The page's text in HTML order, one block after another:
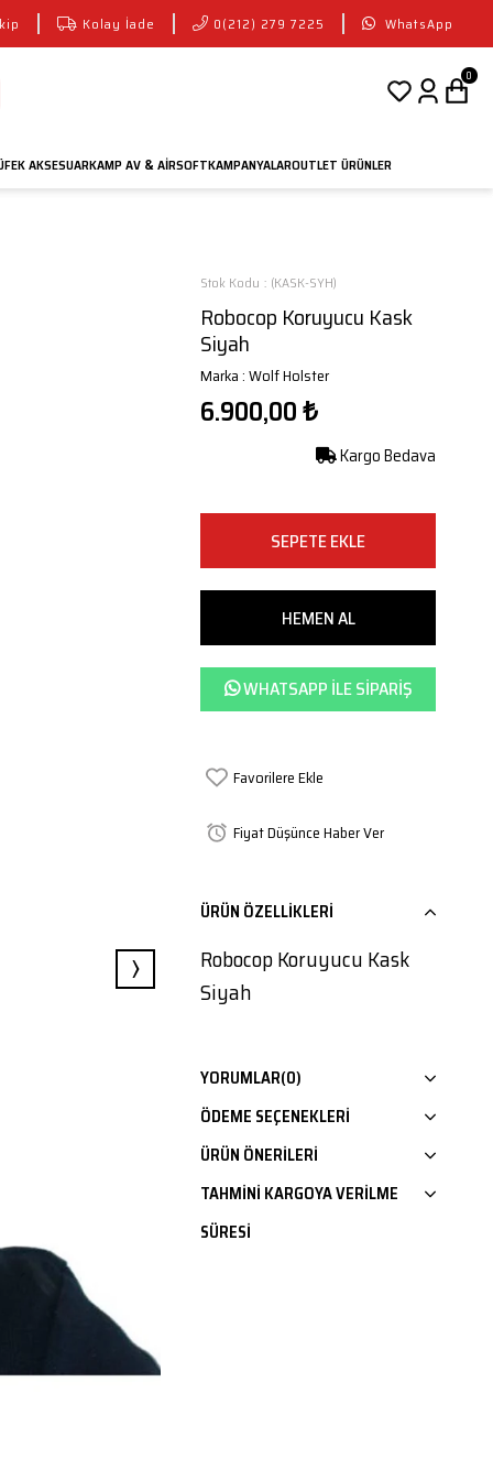
Kolay İade 0(212) 279 7225 WhatsApp
0
AKSESUARKAMP AV &AIRSOFTKAMPANYALAROUTLET ÜRÜNLER
›
Stok Kodu (KASK-SYH)
Robocop Koruyucu Kask
Siyah
Marka:Wolf Holster
6.900,00 ₺
Kargo Bedava
WHATSAPP ILE SIPARIŞ
Favorilere Ekle
Fiyat Düşünce Haber Ver
ÜRÜN ÖZELLIKLERI
Robocop Koruyucu Kask
Siyah
YORUMLAR(0)
ÖDEME SEÇENEKLERI
ÜRÜN ÖNERILERI
TAHMINI KARGOYA VERILME
SÜRESI